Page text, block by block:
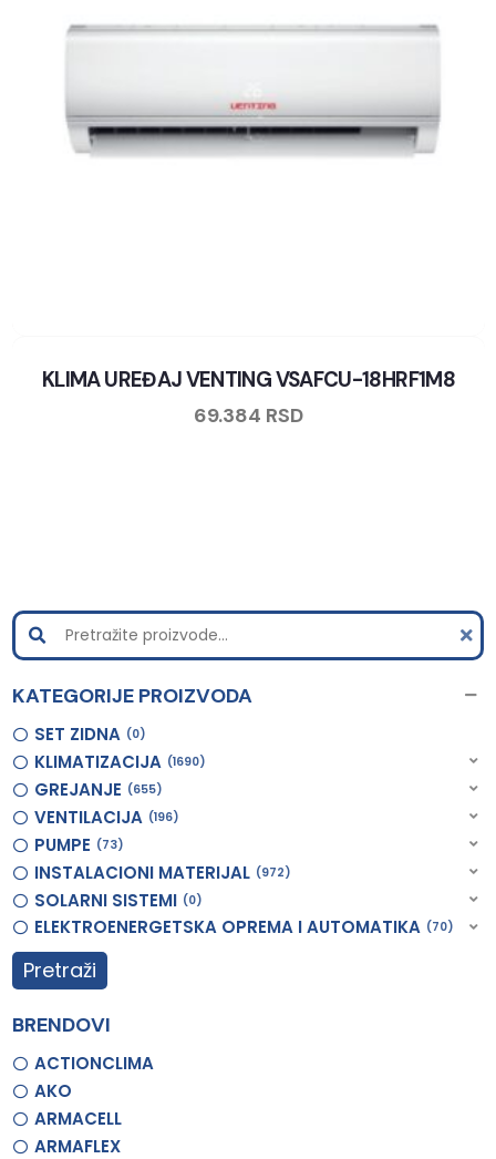
KLIMA UREĐAJ VENTING VSAFCU-18HRF1M8
69.384 RSD
KATEGORIJE PROIZVODA
SET ZIDNA 0
KLIMATIZACIJA 1690
GREJANJE 655
VENTILACIJA 196
PUMPE 73
INSTALACIONI MATERIJAL 972
SOLARNI SISTEMI 0
ELEKTROENERGETSKA OPREMA I AUTOMATIKA 70
Pretraži
BRENDOVI
ACTIONCLIMA
AKO
ARMACELL
ARMAFLEX